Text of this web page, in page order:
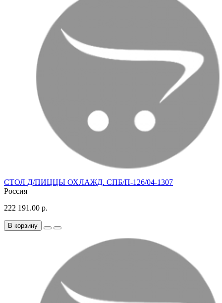
СТОЛ Д/ПИЦЦЫ ОХЛАЖД. СПБ/П-126/04-1307
Россия
222 191.00 р.
В корзину